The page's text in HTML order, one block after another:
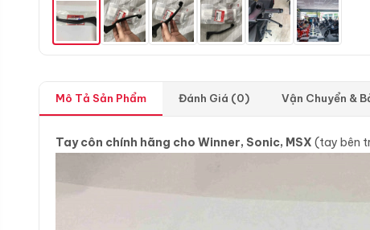
Mô Tả Sản Phẩm Đánh Giá (0) Vận Chuyển &
Tay côn chính hãng cho Winner, Sonic, MSX (tay bên